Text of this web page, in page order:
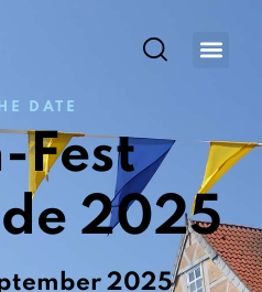
DATE
Fest
2025
2025